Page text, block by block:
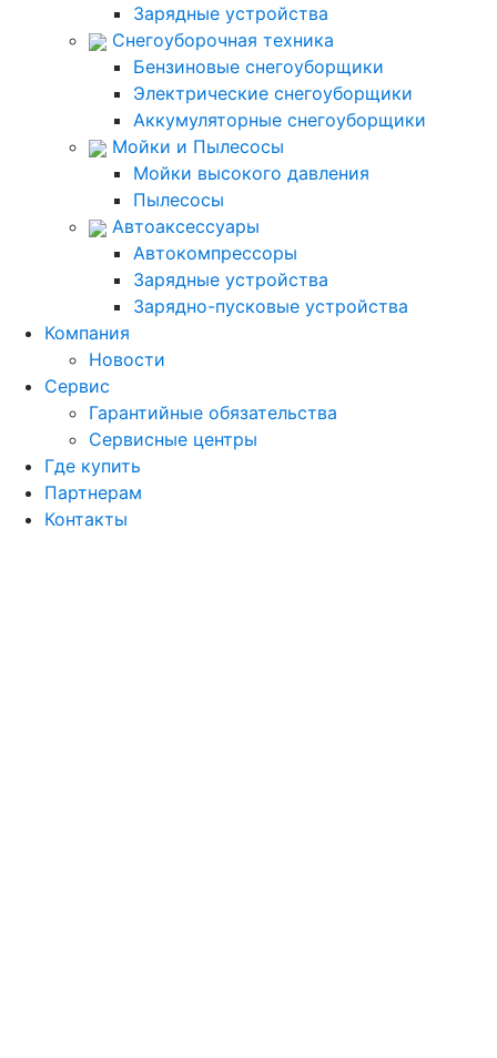
Зарядные устройства
Снегоуборочная техника
Бензиновые снегоуборщики
Электрические снегоуборщики
Аккумуляторные снегоуборщики
Мойки и Пылесосы
Мойки высокого давления
Пылесосы
Автоаксессуары
Автокомпрессоры
Зарядные устройства
Зарядно-пусковые устройства
Компания
Новости
Сервис
Гарантийные обязательства
Сервисные центры
Где купить
Партнерам
Контакты